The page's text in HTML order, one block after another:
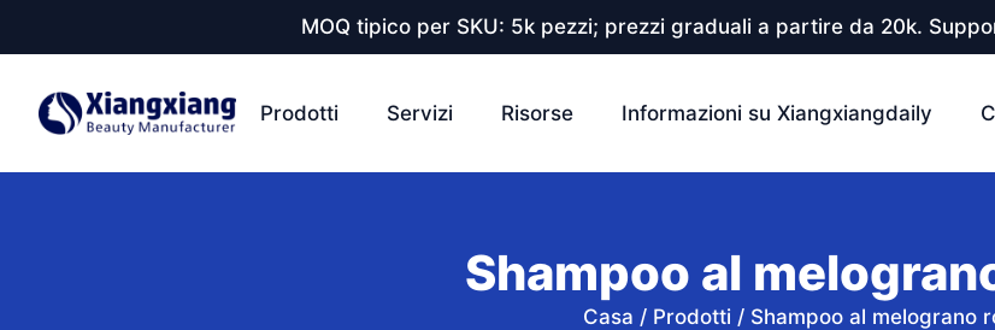
MOQ tipico per SKU: 5k pezzi; prezzi graduali a partire da 20k.
Prodotti Servizi Risorse Informazioni su Xiangxiangdaily
Shampoo al
Casa / Prodotti/ Shampoo al melograno